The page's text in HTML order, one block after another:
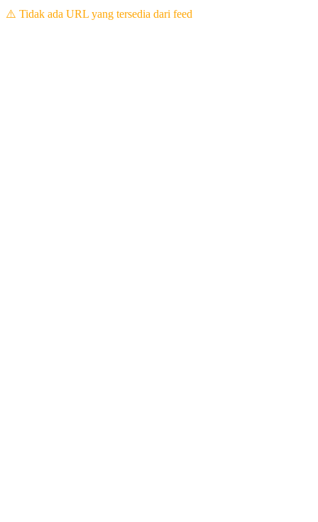
⚠️ Tidak ada URL yang tersedia dari feed